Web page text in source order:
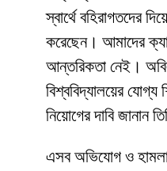
স্বার্থে বহিরাগতদের
করেছেন। আমাদের
আন্তরিকতা নেই।
বিশ্ববিদ্যালয়ের যোগ্য
নিয়োগের দাবি জানান
​এসব অভিযোগ ও